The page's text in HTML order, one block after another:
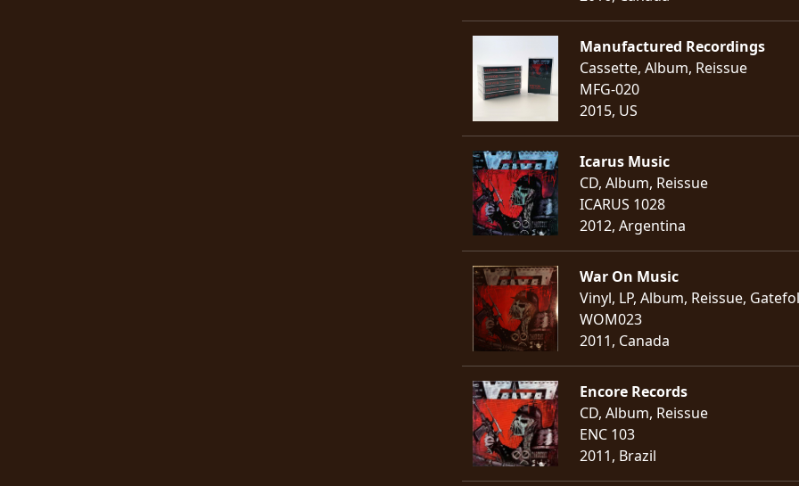
Manufactured Recordings
Cassette, Album, Reissue
MFG-020
2015, US
Icarus Music
CD, Album, Reissue
ICARUS 1028
2012, Argentina
War On Music
Vinyl, LP, Album, Reissue,
WOM023
2011, Canada
Encore Records
CD, Album, Reissue
ENC 103
2011, Brazil